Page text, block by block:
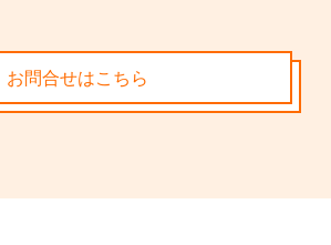
お問合せはこちら